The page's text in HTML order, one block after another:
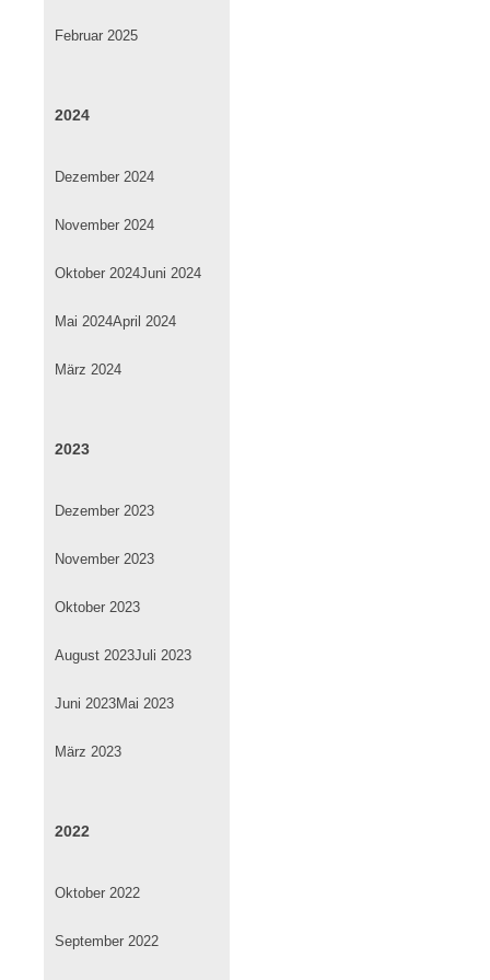
Februar 2025
2024
Dezember 2024
November 2024
Oktober 2024Juni 2024
Mai 2024April 2024
März 2024
2023
Dezember 2023
November 2023
Oktober 2023
August 2023Juli 2023
Juni 2023Mai 2023
März 2023
2022
Oktober 2022
September 2022